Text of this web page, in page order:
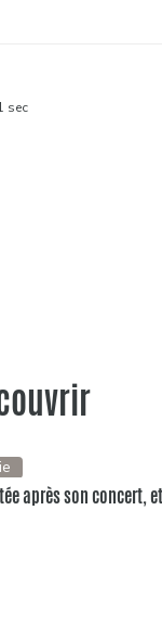
sec
après son concert,